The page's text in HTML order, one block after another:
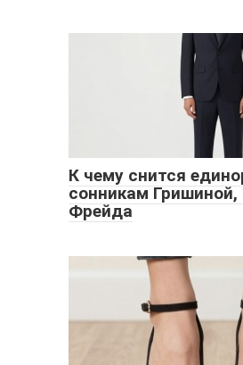
К чему снится
сонникам Гришиной,
Фрейда